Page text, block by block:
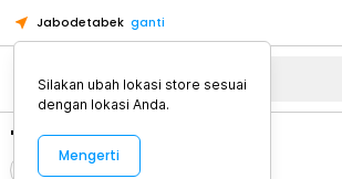
Jabodetabek ganti
"tongkat yoga"
Urutkan
Silakan ubah lokasi store sesuai
dengan lokasi Anda.
Mengerti